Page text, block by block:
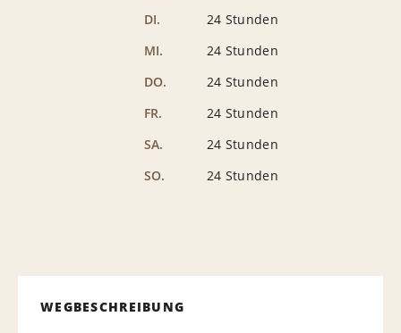
DI.
24 Stunden
MI.
24 Stunden
DO.
24 Stunden
FR.
24 Stunden
SA.
24 Stunden
SO.
24 Stunden
WEGBESCHREIBUNG